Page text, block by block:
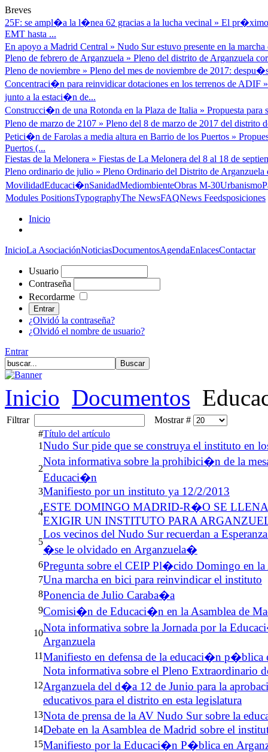
Breves
25F: se ampl�a la l�nea 62 gracias a la lucha vecinal » El pr�ximo
EMT hasta ...
En apoyo a Madrid Central » Nudo Sur estuvo presente en la
Pleno de febrero de Arganzuela » Pleno del distrito de Arganzuela
Pleno de noviembre » Pleno del mes de noviembre de 2017:
Concentraci�n para reinvidicar dotaciones en los terrenos de ADIF
junto a la estaci�n de...
Construcci�n de una Rotonda en la Plaza de Italia » Propuesta para
Pleno de marzo de 2107 » Pleno del 8 de marzo de 2017 del
Petici�n de Farolas a media altura en Barrio de los Puertos »
Puertos (...
Fiestas de la Melonera » Fiestas de La Melonera del 8 al 18 de
Pleno ordinario de julio » Pleno Ordinario del Distrito de
MovilidadEducaci�nSanidadMediombienteObras M-30Urbanismo
Modules PositionsTypographyThe NewsFAQNews Feedsposiciones
Inicio
InicioLa AsociaciónNoticiasDocumentosAgendaEnlacesContactar
Usuario
Contraseña
Recordarme
¿Olvidó la contraseña?
¿Olvidó el nombre de usuario?
Entrar
Inicio Documentos
Filtrar
Mostrar #
#Título del artículo
1Nudo Sur pide que se construya el instituto en
2
Nota informativa sobre la prohibici�n de la
Educaci�n
3Manifiesto por un instituto ya 12/2/2013
4ESTE DOMINGO MADRID-R�O SE
EXIGIR UN INSTITUTO PARA
5
Los vecinos del Nudo Sur recuerdan a
�se le olvidado en Arganzuela�
6Pregunta sobre el CEIP Pl�cido Domingo en la
7Una marcha en bici para reinvindicar el instituto
8Ponencia de Julio Caraba�a
9Comisi�n de Educaci�n en la Asamblea de
10Nota informativa sobre la Jornada por la
Arganzuela
11Manifiesto en defensa de la educaci�n p�blica
12
Nota informativa sobre el Pleno Extraordinario
Arganzuela del d�a 12 de Junio para la
educativos para el distrito en esta legislatura
13Nota de prensa de la AV Nudo Sur sobre la
14Debate en la Asamblea de Madrid sobre el
15Manifiesto por la Educaci�n P�blica en